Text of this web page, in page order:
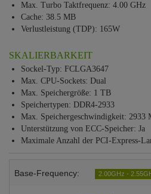
Max. Turbo Taktfrequenz: 4.00 GHz
Cache: 38.5 MB
Verlustleistung (TDP): 165W
SKALIERBARKEIT
Sockel-Typ: FCLGA3647
Max. CPU-Sockets: Dual
Max. Speichergröße: 1 TB
Speichertypen: DDR4-2933
Max. Speichergeschwindigkeit: 2933
Unterstützung von ECC-Speicher: Ja
Maximale Anzahl der PCI-Express-
Base-Frequency: 2.00GHz -